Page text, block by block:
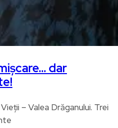
dar
– Valea Drăganului. Trei